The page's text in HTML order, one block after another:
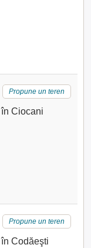
Propune un teren
în Ciocani
Propune un teren
în Codăeşti